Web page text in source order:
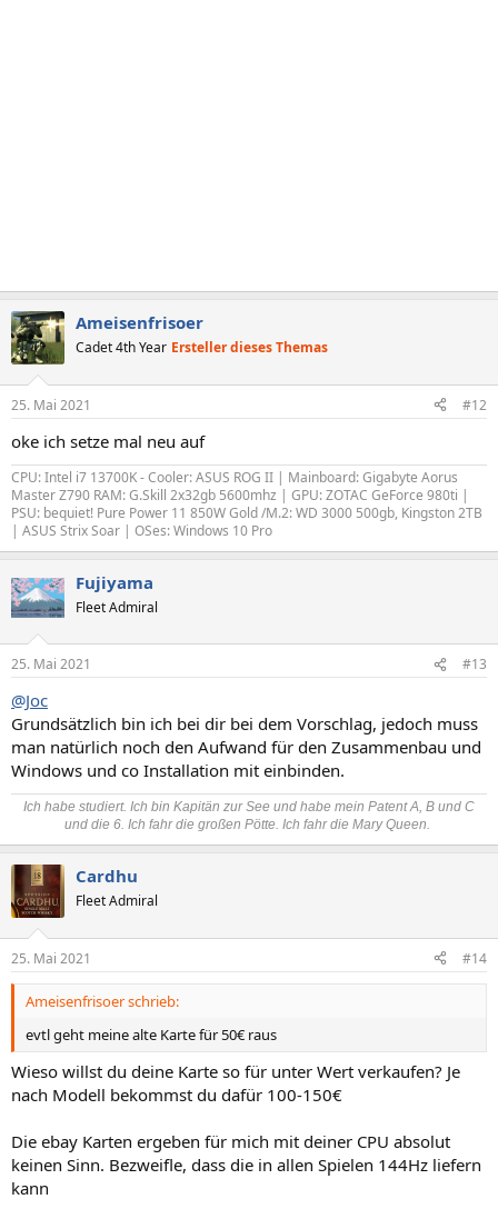
Ameisenfrisoer
Cadet 4th Year Ersteller dieses Themas
25. Mai 2021 #12
oke ich setze mal neu auf
CPU: Intel i7 13700K - Cooler: ASUS ROG II | Mainboard: Gigabyte Aorus
Master Z790 RAM: G.Skill 2x32gb 5600mhz | GPU: ZOTAC GeForce 980ti |
PSU: bequiet! Pure Power 11 850W Gold /M.2: WD 3000 500gb, Kingston 2TB
| ASUS Strix Soar | OSes: Windows 10 Pro
Fujiyama
Fleet Admiral
25. Mai 2021 #13
@Joc
Grundsätzlich bin ich bei dir bei dem Vorschlag, jedoch muss
man natürlich noch den Aufwand für den Zusammenbau und
Windows und co Installation mit einbinden.
Ich habe studiert. Ich bin Kapitän zur See und habe mein Patent A, B und C
und die 6. Ich fahr die großen Pötte. Ich fahr die Mary Queen.
Cardhu
Fleet Admiral
25. Mai 2021 #14
Ameisenfrisoer schrieb:
evtl geht meine alte Karte für 50€ raus
Wieso willst du deine Karte so für unter Wert verkaufen? Je
nach Modell bekommst du dafür 100-150€
Die ebay Karten ergeben für mich mit deiner CPU absolut
keinen Sinn. Bezweifle, dass die in allen Spielen 144Hz liefern
kann